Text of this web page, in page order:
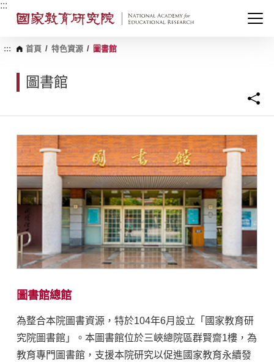
跳
內
:::
::: 首頁 / 特色資源 / 圖書館
圖書館
圖書館總館
為整合本院圖書資源，特於104年6月設立「國家教育研
究院圖書館」。本圖書館位於三峽總院區群賢齋1樓，為
教育專門圖書館，支援本院研究以促進國家教育永續發